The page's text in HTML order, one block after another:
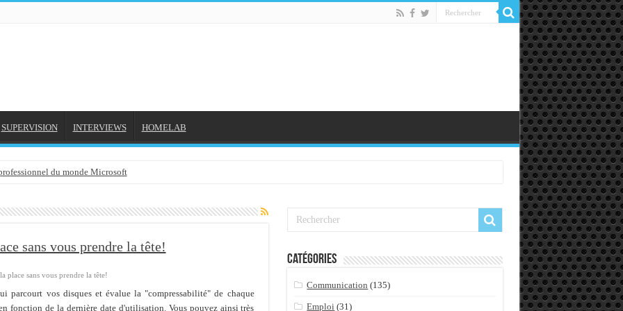
SUPERVISION INTERVIEWS HOMELAB
du monde Microsoft
avec outlook 2010 ou 2013 (environnement Exchange)
2016
sans vous prendre la tête!
place sans vous prendre la tête!
parcourt vos disques et évalue la "compressabilité" de chaque
fonction de la dernière date d'utilisation. Vous pouvez ainsi très
Catégories
Communication (135)
Emploi (31)